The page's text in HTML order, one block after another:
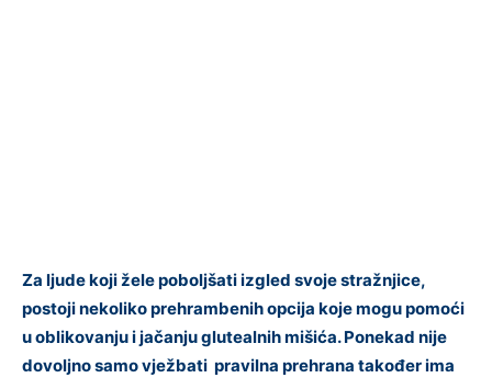
Za ljude koji žele poboljšati izgled svoje stražnjice,
postoji nekoliko prehrambenih opcija koje mogu pomoći
u oblikovanju i jačanju glutealnih mišića. Ponekad nije
dovoljno samo vježbati pravilna prehrana također ima